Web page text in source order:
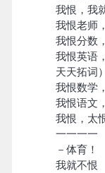
我恨，我
我恨老师，
我恨分数，
我恨英语
天天拓词）
我恨数学，
我恨语文，
我恨，太
一一一一
－体育！
我就不恨